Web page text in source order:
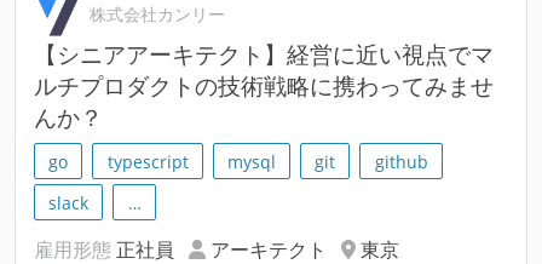
株式会社カンリー
【シニアアーキテクト】経営に近い視点でマ
ルチプロダクトの技術戦略に携わってみませ
んか？
go typescript mysql git
github
slack
…
雇用形態 正社員 アーキテクト
東京